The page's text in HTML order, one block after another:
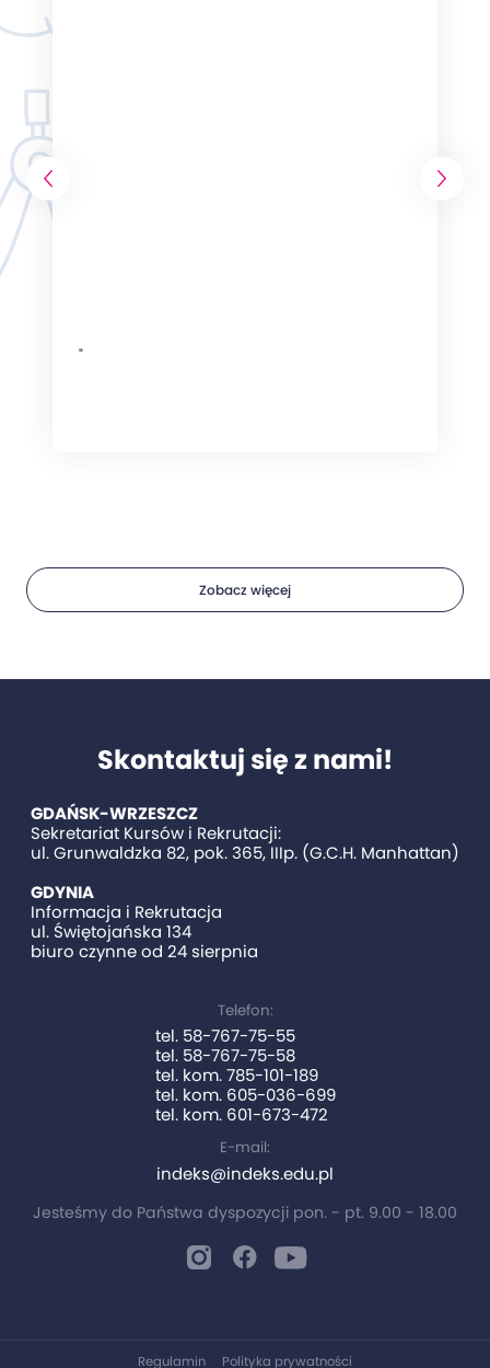
"
Zobacz więcej
Skontaktuj się z nami!
GDAŃSK-WRZESZCZ
Sekretariat Kursów i Rekrutacji:
ul. Grunwaldzka 82, pok. 365, IIIp. (G.C.H. Manhattan)
GDYNIA
Informacja i Rekrutacja
ul. Świętojańska 134
biuro czynne od 24 sierpnia
Telefon:
tel. 58-767-75-55
tel. 58-767-75-58
tel. kom. 785-101-189
tel. kom. 605-036-699
tel. kom. 601-673-472
E-mail:
indeks@indeks.edu.pl
Jesteśmy do Państwa dyspozycji pon. - pt. 9.00 - 18.00
Regulamin Polityka prywatności